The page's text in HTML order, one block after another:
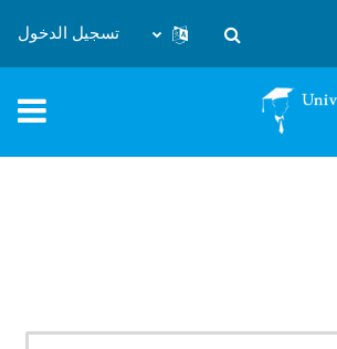
تبديل إدخال البحث
تسجيل الدخول